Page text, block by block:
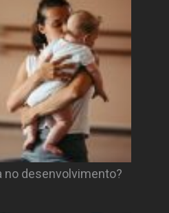
no desenvolvimento?